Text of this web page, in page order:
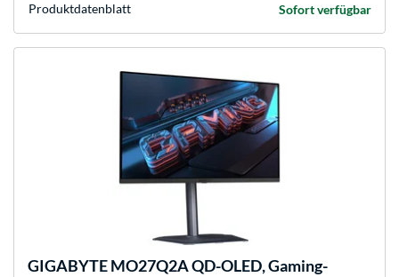
Sofort verfügbar
Produkt­datenblatt
GIGABYTEMO27Q2A QD-OLED, Gaming-